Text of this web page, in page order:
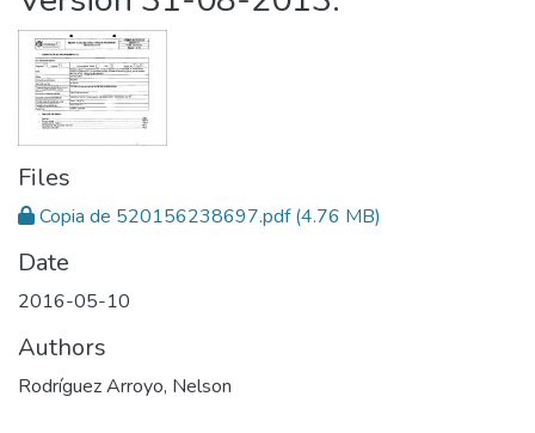
Files
Copia de 520156238697.pdf(4.76 MB)
Date
2016-05-10
Authors
Rodríguez Arroyo, Nelson